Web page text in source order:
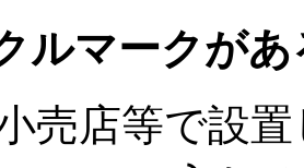
ルマークがあ
店等で設置